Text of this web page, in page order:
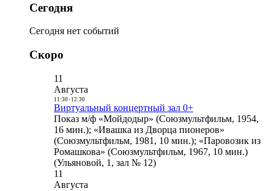
Сегодня
Сегодня нет событий
Скоро
11
Августа
11:30- 12:30
Виртуальный концертный зал 0+
Показ м/ф «Мойдодыр» (Союзмультфильм, 1954,
16 мин.); «Ивашка из Дворца пионеров»
(Союзмультфильм, 1981, 10 мин.); «Паровозик из
Ромашкова» (Союзмультфильм, 1967, 10 мин.)
(Ульяновой, 1, зал № 12)
11
Августа